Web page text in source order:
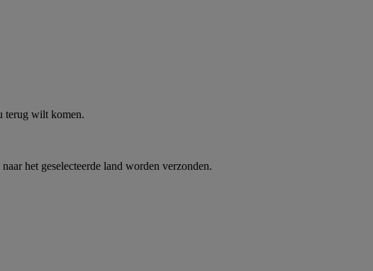
terug wilt komen.
het geselecteerde land worden verzonden.